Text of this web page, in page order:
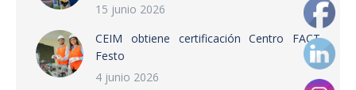
15 junio 2026
CEIM obtiene certificación Centro FACT
Festo
4 junio 2026